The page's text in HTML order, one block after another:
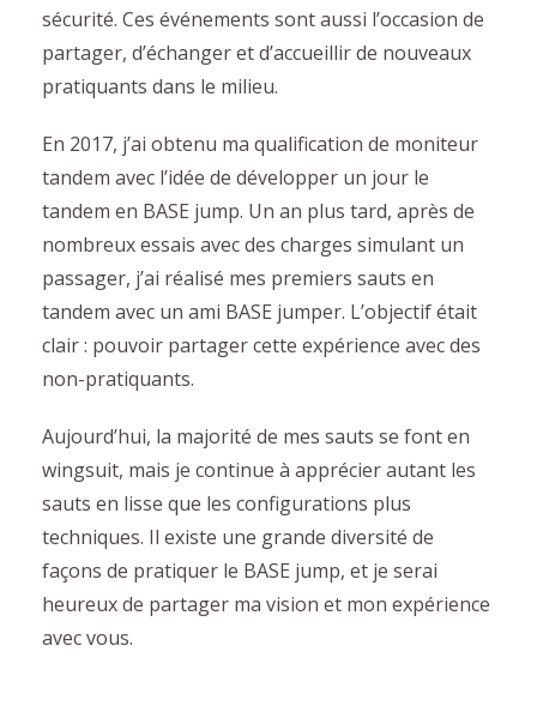
sécurité. Ces événements sont aussi l’occasion de
partager, d’échanger et d’accueillir de nouveaux
pratiquants dans le milieu.
En 2017, j’ai obtenu ma qualification de moniteur
tandem avec l’idée de développer un jour le
tandem en BASE jump. Un an plus tard, après de
nombreux essais avec des charges simulant un
passager, j’ai réalisé mes premiers sauts en
tandem avec un ami BASE jumper. L’objectif était
clair : pouvoir partager cette expérience avec des
non-pratiquants.
Aujourd’hui, la majorité de mes sauts se font en
wingsuit, mais je continue à apprécier autant les
sauts en lisse que les configurations plus
techniques. Il existe une grande diversité de
façons de pratiquer le BASE jump, et je serai
heureux de partager ma vision et mon expérience
avec vous.